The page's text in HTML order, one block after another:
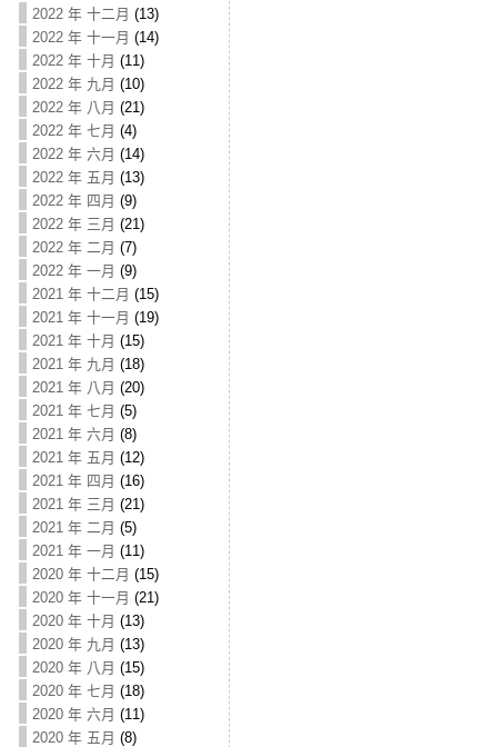
2022 年 十二月 (13)
2022 年 十一月 (14)
2022 年 十月 (11)
2022 年 九月 (10)
2022 年 八月 (21)
2022 年 七月 (4)
2022 年 六月 (14)
2022 年 五月 (13)
2022 年 四月 (9)
2022 年 三月 (21)
2022 年 二月 (7)
2022 年 一月 (9)
2021 年 十二月 (15)
2021 年 十一月 (19)
2021 年 十月 (15)
2021 年 九月 (18)
2021 年 八月 (20)
2021 年 七月 (5)
2021 年 六月 (8)
2021 年 五月 (12)
2021 年 四月 (16)
2021 年 三月 (21)
2021 年 二月 (5)
2021 年 一月 (11)
2020 年 十二月 (15)
2020 年 十一月 (21)
2020 年 十月 (13)
2020 年 九月 (13)
2020 年 八月 (15)
2020 年 七月 (18)
2020 年 六月 (11)
2020 年 五月 (8)